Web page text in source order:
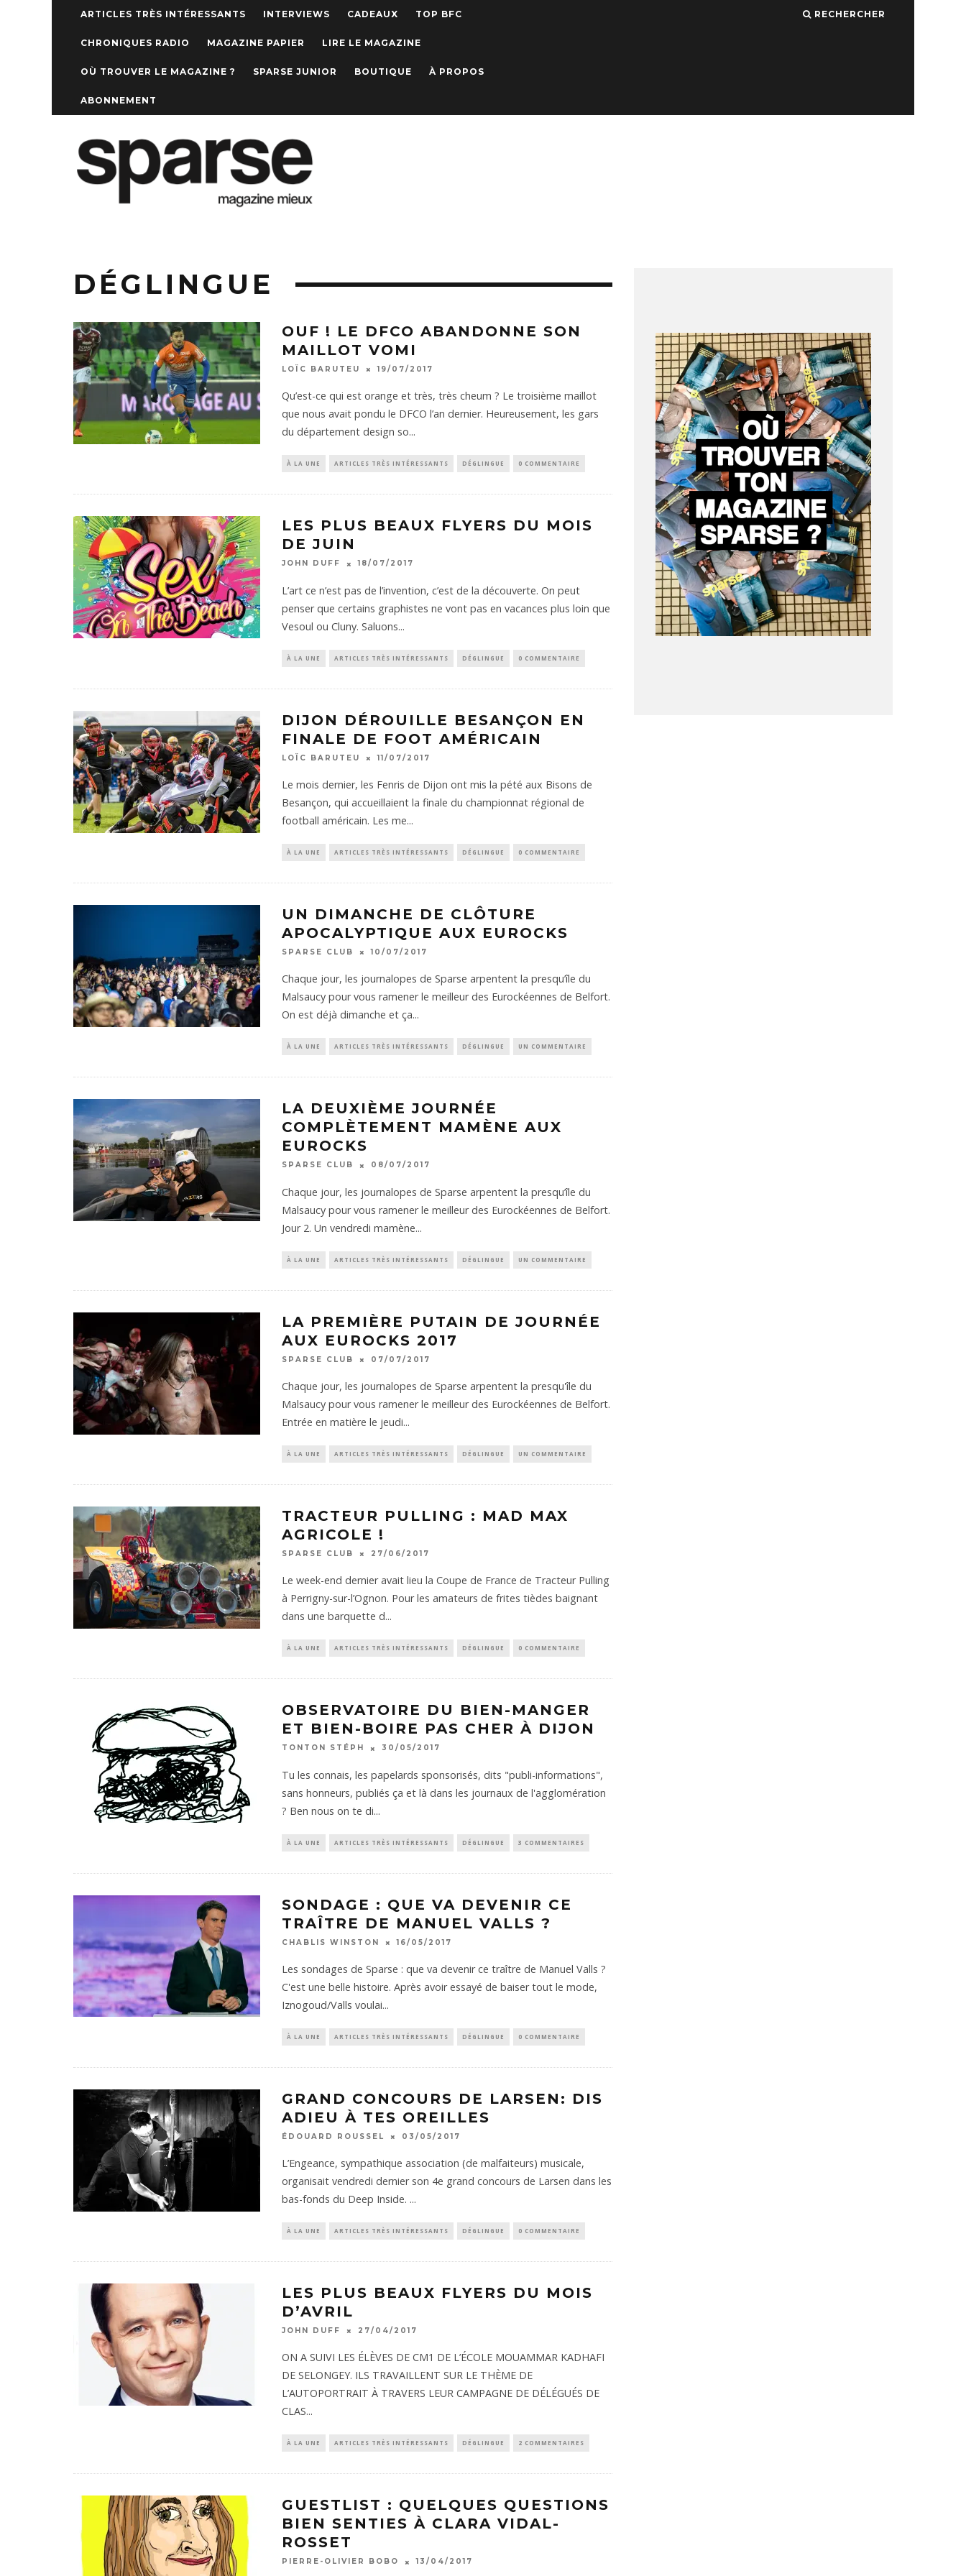
ARTICLES TRÈS INTÉRESSANTS INTERVIEWS CADEAUX TOP BFC
CHRONIQUES RADIO MAGAZINE PAPIER LIRE LE MAGAZINE
OÙ TROUVER LE MAGAZINE ? SPARSE JUNIOR BOUTIQUE À PROPOS
ABONNEMENT
RECHERCHER
DÉGLINGUE
OUF ! LE DFCO ABANDONNE SON
MAILLOT VOMI
LOÏC BARUTEU 19/07/2017
Qu’est-ce qui est orange et très, très cheum ? Le troisième maillot
que nous avait pondu le DFCO l’an dernier. Heureusement, les gars
du département design so...
À LA UNE ARTICLES TRÈS INTÉRESSANTS DÉGLINGUE 0 COMMENTAIRE
LES PLUS BEAUX FLYERS DU MOIS
DE JUIN
JOHN DUFF 18/07/2017
L’art ce n’est pas de l’invention, c’est de la découverte. On peut
penser que certains graphistes ne vont pas en vacances plus loin que
Vesoul ou Cluny. Saluons...
À LA UNE ARTICLES TRÈS INTÉRESSANTS DÉGLINGUE 0 COMMENTAIRE
DIJON DÉROUILLE BESANÇON EN
FINALE DE FOOT AMÉRICAIN
LOÏC BARUTEU 11/07/2017
Le mois dernier, les Fenris de Dijon ont mis la pété aux Bisons de
Besançon, qui accueillaient la finale du championnat régional de
football américain. Les me...
À LA UNE ARTICLES TRÈS INTÉRESSANTS DÉGLINGUE 0 COMMENTAIRE
UN DIMANCHE DE CLÔTURE
APOCALYPTIQUE AUX EUROCKS
SPARSE CLUB 10/07/2017
Chaque jour, les journalopes de Sparse arpentent la presqu’île du
Malsaucy pour vous ramener le meilleur des Eurockéennes de Belfort.
On est déjà dimanche et ça...
À LA UNE ARTICLES TRÈS INTÉRESSANTS DÉGLINGUE UN COMMENTAIRE
LA DEUXIÈME JOURNÉE
COMPLÈTEMENT MAMÈNE AUX
EUROCKS
SPARSE CLUB 08/07/2017
Chaque jour, les journalopes de Sparse arpentent la presqu’île du
Malsaucy pour vous ramener le meilleur des Eurockéennes de Belfort.
Jour 2. Un vendredi mamène...
À LA UNE ARTICLES TRÈS INTÉRESSANTS DÉGLINGUE UN COMMENTAIRE
LA PREMIÈRE PUTAIN DE JOURNÉE
AUX EUROCKS 2017
SPARSE CLUB 07/07/2017
Chaque jour, les journalopes de Sparse arpentent la presqu'île du
Malsaucy pour vous ramener le meilleur des Eurockéennes de Belfort.
Entrée en matière le jeudi...
À LA UNE ARTICLES TRÈS INTÉRESSANTS DÉGLINGUE UN COMMENTAIRE
TRACTEUR PULLING : MAD MAX
AGRICOLE !
SPARSE CLUB 27/06/2017
Le week-end dernier avait lieu la Coupe de France de Tracteur Pulling
à Perrigny-sur-l’Ognon. Pour les amateurs de frites tièdes baignant
dans une barquette d...
À LA UNE ARTICLES TRÈS INTÉRESSANTS DÉGLINGUE 0 COMMENTAIRE
OBSERVATOIRE DU BIEN-MANGER
ET BIEN-BOIRE PAS CHER À DIJON
TONTON STÉPH 30/05/2017
Tu les connais, les papelards sponsorisés, dits "publi-informations",
sans honneurs, publiés ça et là dans les journaux de l'agglomération
? Ben nous on te di...
À LA UNE ARTICLES TRÈS INTÉRESSANTS DÉGLINGUE 3 COMMENTAIRES
SONDAGE : QUE VA DEVENIR CE
TRAÎTRE DE MANUEL VALLS ?
CHABLIS WINSTON 16/05/2017
Les sondages de Sparse : que va devenir ce traître de Manuel Valls ?
C'est une belle histoire. Après avoir essayé de baiser tout le mode,
Iznogoud/Valls voulai...
À LA UNE ARTICLES TRÈS INTÉRESSANTS DÉGLINGUE 0 COMMENTAIRE
GRAND CONCOURS DE LARSEN: DIS
ADIEU À TES OREILLES
ÉDOUARD ROUSSEL 03/05/2017
L’Engeance, sympathique association (de malfaiteurs) musicale,
organisait vendredi dernier son 4e grand concours de Larsen dans les
bas-fonds du Deep Inside. ...
À LA UNE ARTICLES TRÈS INTÉRESSANTS DÉGLINGUE 0 COMMENTAIRE
LES PLUS BEAUX FLYERS DU MOIS
D’AVRIL
JOHN DUFF 27/04/2017
ON A SUIVI LES ÉLÈVES DE CM1 DE L’ÉCOLE MOUAMMAR KADHAFI
DE SELONGEY. ILS TRAVAILLENT SUR LE THÈME DE
L’AUTOPORTRAIT À TRAVERS LEUR CAMPAGNE DE DÉLÉGUÉS DE
CLAS...
À LA UNE ARTICLES TRÈS INTÉRESSANTS DÉGLINGUE 2 COMMENTAIRES
GUESTLIST : QUELQUES QUESTIONS
BIEN SENTIES À CLARA VIDAL-
ROSSET
PIERRE-OLIVIER BOBO 13/04/2017